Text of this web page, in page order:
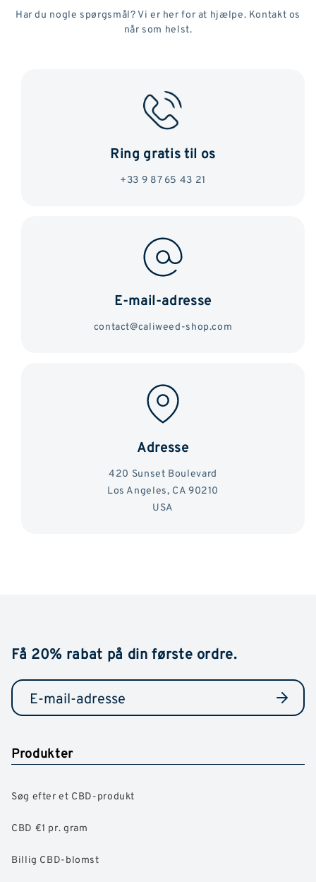
Har du nogle spørgsmål? Vi er her for at hjælpe. Kontakt os
når som helst.
Ring gratis til os
+33 9 87 65 43 21
E-mail-adresse
contact@caliweed-shop.com
Adresse
420 Sunset Boulevard
Los Angeles, CA 90210
USA
Få 20% rabat på din første ordre.
Produkter
Søg efter et CBD-produkt
CBD €1 pr. gram
Billig CBD-blomst